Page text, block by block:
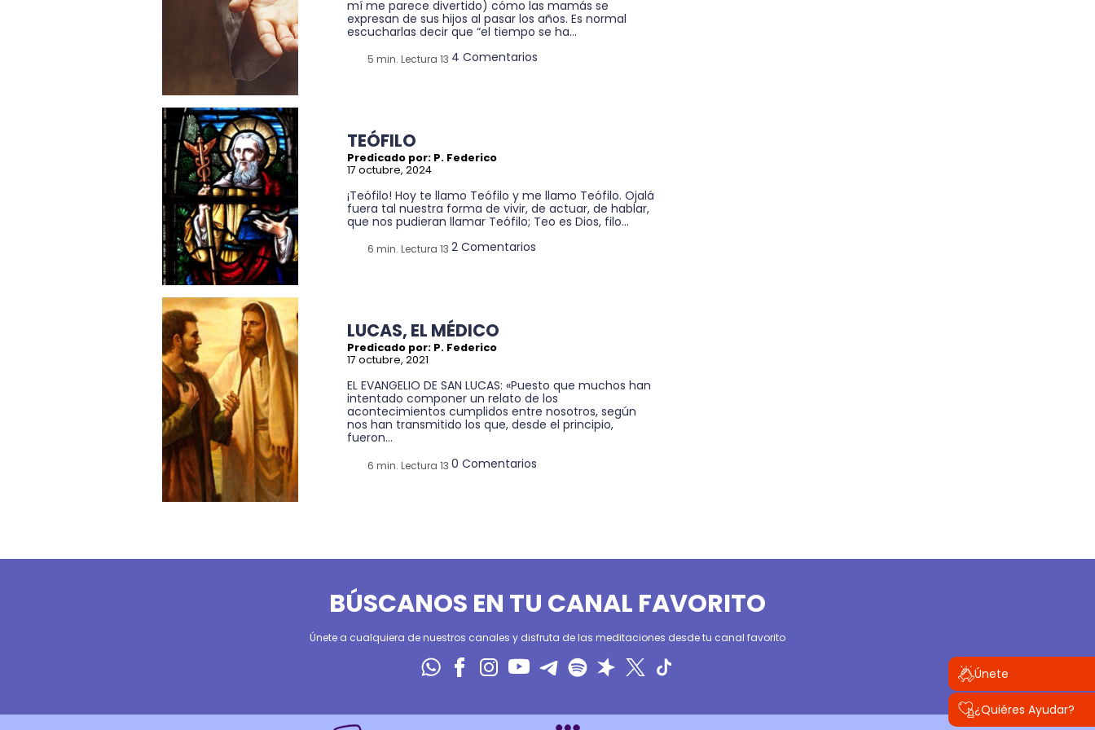
mí me parece divertido) cómo las mamás se
expresan de sus hijos al pasar los años. Es normal
escucharlas decir que “el tiempo se ha...
5 min. Lectura 13 4 Comentarios
TEÓFILO
Predicado por: P. Federico
17 octubre, 2024
¡Teófilo! Hoy te llamo Teófilo y me llamo Teófilo. Ojalá
fuera tal nuestra forma de vivir, de actuar, de hablar,
que nos pudieran llamar Teófilo; Teo es Dios, filo...
6 min. Lectura 13 2 Comentarios
LUCAS, EL MÉDICO
Predicado por: P. Federico
17 octubre, 2021
EL EVANGELIO DE SAN LUCAS: «Puesto que muchos han
intentado componer un relato de los
acontecimientos cumplidos entre nosotros, según
nos han transmitido los que, desde el principio,
fueron...
6 min. Lectura 13 0 Comentarios
BÚSCANOS EN TU CANAL FAVORITO
Únete a cualquiera de nuestros canales y disfruta de las meditaciones desde tu canal favorito
Únete
¿Quiéres Ayudar?